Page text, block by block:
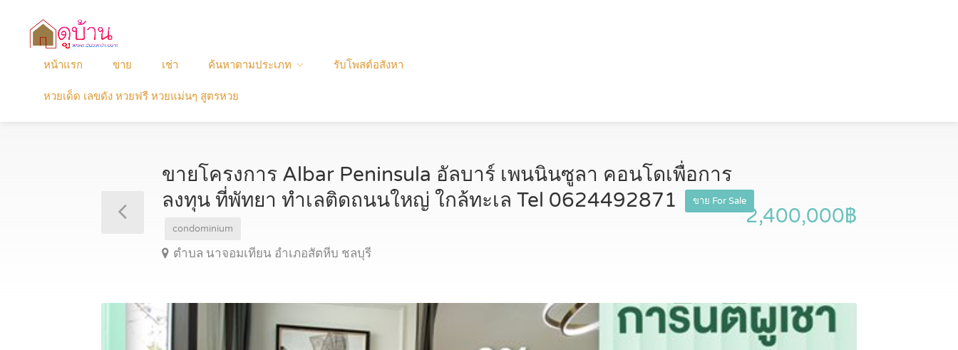
หน้าแรก ขาย เช่า ค้นหาตามประเภท รับโพสต์อสังหา
หวยเด็ด เลขดัง หวยฟรี หวยแม่นๆ สูตรหวย
ขายโครงการ Albar Peninsula อัลบาร์ เพนนินซูลา คอนโดเพื่อการ
ลงทุน ที่พัทยา ทำเลติดถนนใหญ่ ใกล้ทะเล Tel 0624492871
ขาย For Sale
condominium
ตำบล นาจอมเทียน อำเภอสัตหีบ ชลบุรี
2,400,000฿